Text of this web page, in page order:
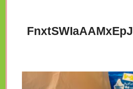
FnxtSWIaAAMxEpJ